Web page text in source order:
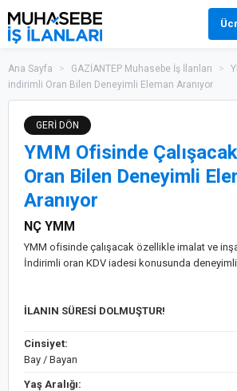
Ana Sayfa > GAZİANTEP Muhasebe İş İlanları >
indirimli Oran Bilen Deneyimli Eleman Aranıyor
GERİ DÖN
YMM Ofisinde
Oran Bilen Deneyimli
Aranıyor
NÇ YMM
YMM ofisinde çalışacak özellikle imalat ve
İndirimli oran KDV iadesi konusunda deneyimli
İLANIN SÜRESİ DOLMUŞTUR!
Cinsiyet:
Bay / Bayan
Yaş Aralığı: